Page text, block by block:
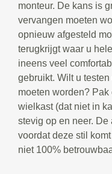
monteur. De kans is
vervangen moeten
opnieuw afgesteld
terugkrijgt waar u
ineens veel
gebruikt. Wilt u
moeten worden?
wielkast (dat niet in
stevig op en neer.
voordat deze stil
niet 100%